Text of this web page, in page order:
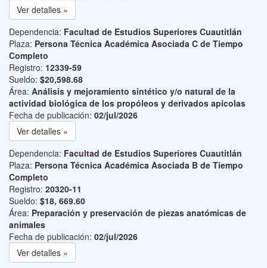
Ver detalles »
Dependencia: Facultad de Estudios Superiores Cuautitlán
Plaza: Persona Técnica Académica Asociada C de Tiempo
Completo
Registro: 12339-59
Sueldo: $20,598.68
Área: Análisis y mejoramiento sintético y/o natural de la
actividad biológica de los propóleos y derivados apícolas
Fecha de publicación: 02/jul/2026
Ver detalles »
Dependencia: Facultad de Estudios Superiores Cuautitlán
Plaza: Persona Técnica Académica Asociada B de Tiempo
Completo
Registro: 20320-11
Sueldo: $18, 669.60
Área: Preparación y preservación de piezas anatómicas de
animales
Fecha de publicación: 02/jul/2026
Ver detalles »